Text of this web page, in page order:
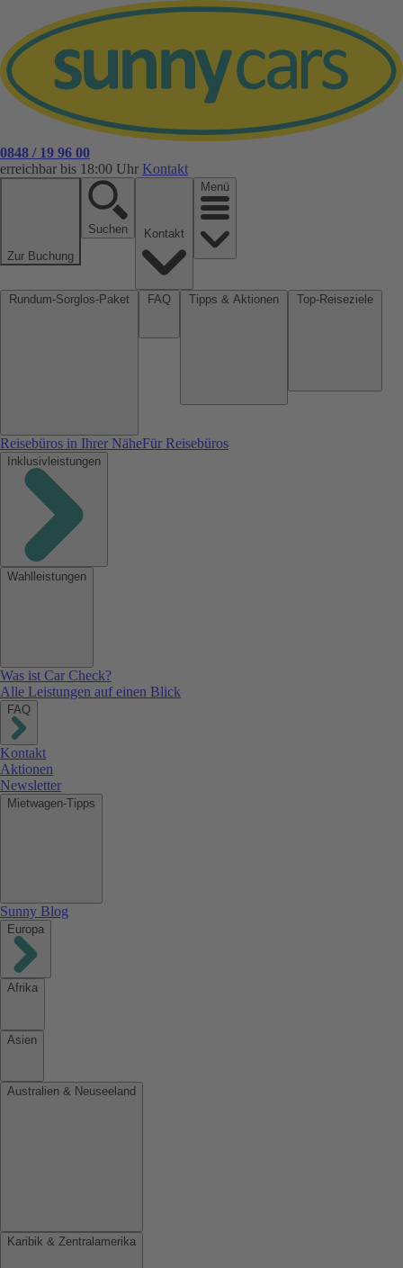
0848 / 19 96 00
erreichbar bis 18:00 Uhr Kontakt
Zur Buchung
Suchen
Menü
Reisebüros in Ihrer NäheFür Reisebüros
Inklusivleistungen
Wahlleistungen
Was ist Car Check?
Alle Leistungen auf einen Blick
FAQ
Kontakt
Aktionen
Newsletter
Mietwagen-Tipps
Sunny Blog
Europa
Afrika
Asien
Australien & Neuseeland
Karibik & Zentralamerika